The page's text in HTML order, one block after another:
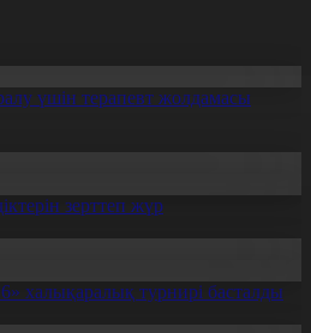
үшін терапевт жолдамасы
зерттеп жүр
халықаралық турнирі басталды